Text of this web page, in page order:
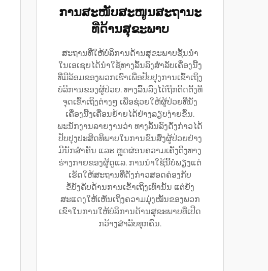
ການສະໜັບສະໜູນສະຖານະ
ທີ່ດ້ານສຸຂະພາບ
ສະຖານທີ່ໃຫ້ບໍລິການດ້ານສຸຂະພາບຊັ້ນນຳ
ໃນເອເຊຍໄດ້ນຳໃຊ້ທາງລົ້ນລົງສຳລັບເຄື່ອງນີ້ງ
ທີ່ມີລ້ອມຂອງພວກເຮົາເພື່ອປັບປຸງການເຂົ້າເຖິງ
ບໍລິການຂອງຜູ້ປ່ວຍ. ທາງລົ້ນລົງໄດ້ຖືກຕິດຕັ້ງທີ່
ຈຸດເຂົ້າເຖິງຕ່າງໆ ເພື່ອຊ່ວຍໃຫ້ຜູ້ປ່ວຍທີ່ນັ່ງ
ເຄື່ອງນີ້ງເຄື່ອນຍ້າຍໄດ້ຢ່າງລຽບງ່າຍຂຶ້ນ.
ພະນັກງານລາຍງານວ່າ ທາງລົ້ນລົງດັ່ງກ່າວໄດ້
ປັບປຸງປະສິດທິພາບໃນການຂົນສົ່ງຜູ້ປ່ວຍຢ່າງ
ມີນັກສຳຄັນ ແລະ ຫຼຸດຜ່ອນຄວາມເຄັ່ງຕຶງທາງ
ຮ່າງກາຍຂອງຜູ້ດູແລ. ການນຳໃຊ້ນີ້ບໍ່ພຽງແຕ່
ເຮັດໃຫ້ສະຖານທີ່ດັ່ງກ່າວສອດຄ່ອງກັບ
ຂໍ້ບັງຄັບດ້ານການເຂົ້າເຖິງເທົ່ານັ້ນ ແຕ່ຍັງ
ສະແດງໃຫ້ເຫັນເຖິງຄວາມມຸ່ງໝັ້ນຂອງພວກ
ເຂົາໃນການໃຫ້ບໍລິການດ້ານສຸຂະພາບທີ່ເປີດ
ກວ້າງສຳລັບທຸກຄົນ.